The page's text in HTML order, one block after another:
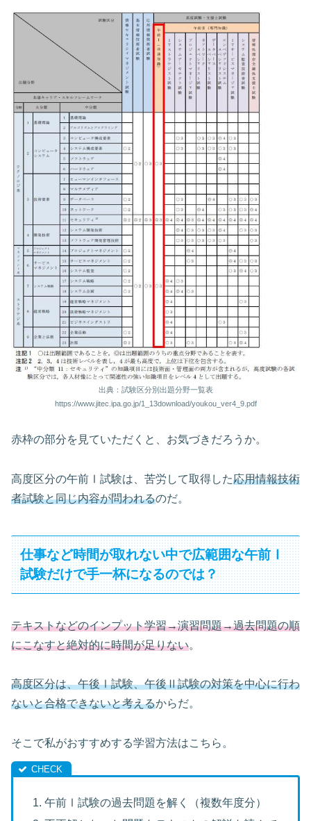
出典：試験区分別出題分野一覧表
https://www.jitec.ipa.go.jp/1_13download/youkou_ver4_9.pdf
赤枠の部分を見ていただくと、お気づきだろうか。
高度区分の午前Ⅰ試験は、苦労して取得した応用情報技術
者試験と同じ内容が問われるのだ。
仕事など時間が取れない中で広範囲な午前Ⅰ
試験だけで手一杯になるのでは？
テキストなどのインプット学習→演習問題→過去問題の順
にこなすと絶対的に時間が足りない。
高度区分は、午後Ⅰ試験、午後Ⅱ試験の対策を中心に行わ
ないと合格できないと考えるからだ。
そこで私がおすすめする学習方法はこちら。
午前Ⅰ試験の過去問題を解く（複数年度分）